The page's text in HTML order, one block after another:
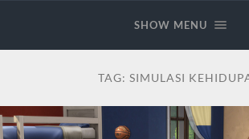
SHOW MENU
TAG: SIMULASI